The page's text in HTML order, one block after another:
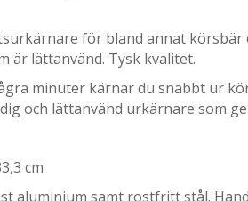
för bland annat körsbär
är lättanvänd. Tysk kvalitet.
minuter kärnar du snabbt ur
och lättanvänd urkärnare som
cm
aluminium samt rostfritt stål.